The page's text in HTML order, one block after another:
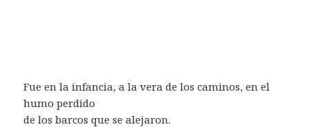
Fue en la infancia, a la vera de los caminos, en el
humo perdido
de los barcos que se alejaron.